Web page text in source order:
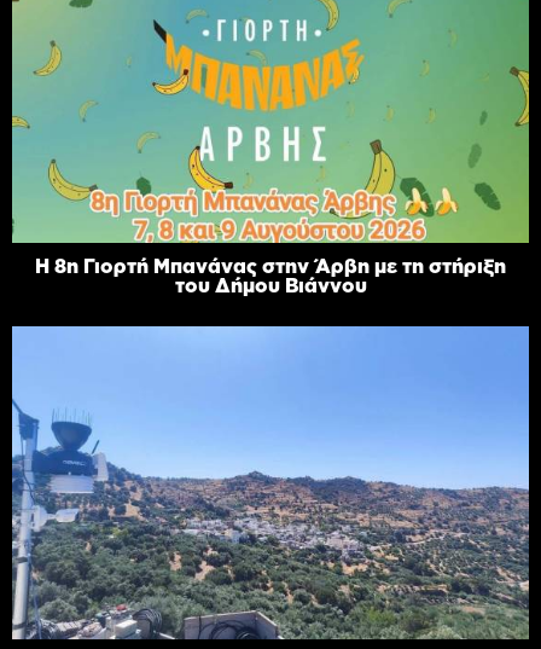
Η 8η Γιορτή Μπανάνας στην Άρβη με τη στήριξη
του Δήμου Βιάννου